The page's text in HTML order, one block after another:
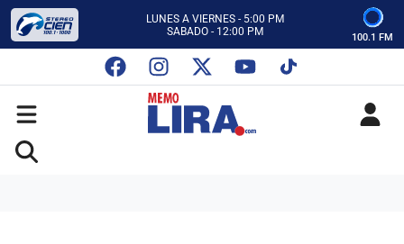
LUNES A VIERNES - 5:00 PM
SABADO - 12:00 PM
CON MEMO LIRA Y SU EQUIPO
LUNES A VIERNES - 5:00 PM
SABADO - 12:00 PM
100.1 FM